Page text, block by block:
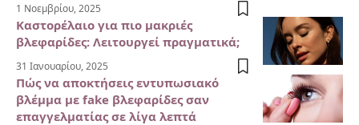
1 Νοεμβρίου, 2025
Καστορέλαιο για πιο μακριές
βλεφαρίδες: Λειτουργεί πραγματικά;
31 Ιανουαρίου, 2025
Πώς να αποκτήσεις εντυπωσιακό
βλέμμα με fake βλεφαρίδες σαν
επαγγελματίας σε λίγα λεπτά